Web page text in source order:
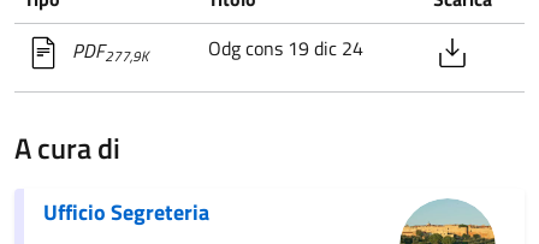
PDF277,9K Odg cons 19 dic 24
A cura di
Ufficio Segreteria